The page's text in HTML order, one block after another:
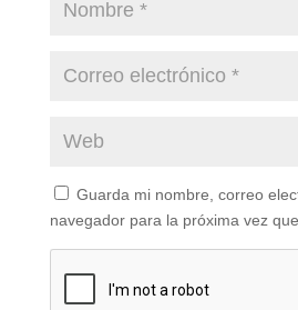
Guarda mi nombre, correo
navegador para la próxima vez